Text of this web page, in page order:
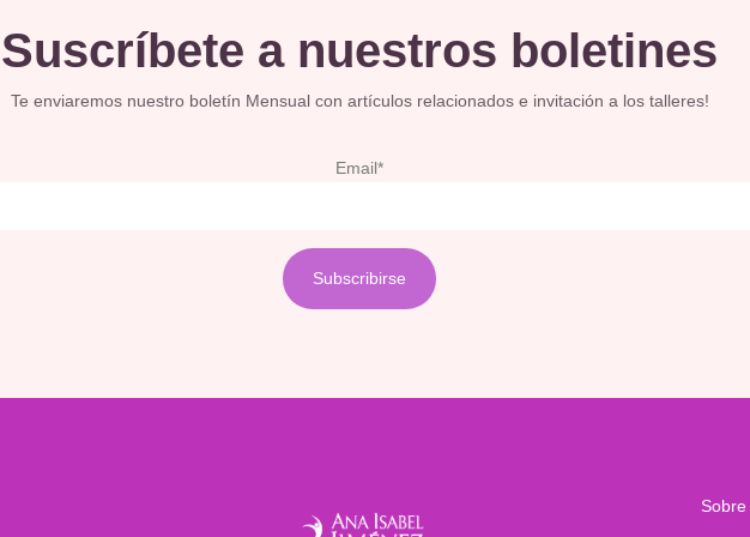
Suscríbete a nuestros boletines
Te enviaremos nuestro boletín Mensual con artículos relacionados e invitación a los talleres!
Email*
Sobre